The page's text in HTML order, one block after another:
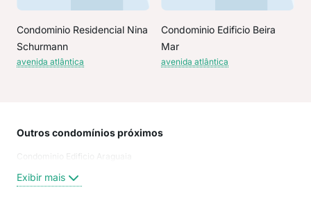
Condominio Residencial Nina
Schurmann
avenida atlântica
Condominio Edificio Beira
Mar
avenida atlântica
Outros condomínios próximos
Condominio Edificio Araguaia
Exibir mais